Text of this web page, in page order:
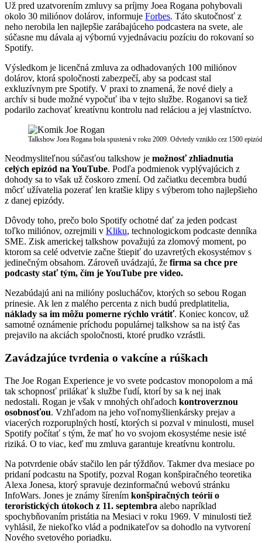
Už pred uzatvorením zmluvy sa príjmy Joea Rogana pohybovali
okolo 30 miliónov dolárov, informuje Forbes. Táto skutočnosť z
neho nerobila len najlepšie zarábajúceho podcastera na svete, ale
súčasne mu dávala aj výbornú vyjednávaciu pozíciu do rokovaní so
Spotify.
Výsledkom je licenčná zmluva za odhadovaných 100 miliónov
dolárov, ktorá spoločnosti zabezpečí, aby sa podcast stal
exkluzívnym pre Spotify. V praxi to znamená, že nové diely a
archív si bude možné vypočuť iba v tejto službe. Roganovi sa tiež
podarilo zachovať kreatívnu kontrolu nad reláciou a jej vlastníctvo.
Talkshow Joea Rogana bola spustená v roku 2009. Odvtedy vzniklo cez 1500
Neodmysliteľnou súčasťou talkshow je možnosť zhliadnutia
celých epizód na YouTube. Podľa podmienok vyplývajúcich z
dohody sa to však už čoskoro zmení. Od začiatku decembra budú
môcť užívatelia pozerať len kratšie klipy s výberom toho najlepšieho
z danej epizódy.
Dôvody toho, prečo bolo Spotify ochotné dať za jeden podcast
toľko miliónov, ozrejmili v Kliku, technologickom podcaste denníka
SME. Zisk americkej talkshow považujú za zlomový moment, po
ktorom sa celé odvetvie začne štiepiť do uzavretých ekosystémov s
jedinečným obsahom. Zároveň uvádzajú, že firma sa chce pre
podcasty stať tým, čím je YouTube pre video.
Nezabúdajú ani na milióny poslucháčov, ktorých so sebou Rogan
prinesie. Ak len z malého percenta z nich budú predplatitelia,
náklady sa im môžu pomerne rýchlo vrátiť. Koniec koncov, už
samotné oznámenie príchodu populárnej talkshow sa na istý čas
prejavilo na akciách spoločnosti, ktoré prudko vzrástli.
Zavádzajúce tvrdenia o vakcíne a rúškach
The Joe Rogan Experience je vo svete podcastov monopolom a má
tak schopnosť prilákať k službe ľudí, ktorí by sa k nej inak
nedostali. Rogan je však v mnohých ohľadoch kontroverznou
osobnosťou. Vzhľadom na jeho voľnomyšlienkársky prejav a
viacerých rozporuplných hostí, ktorých si pozval v minulosti, musel
Spotify počítať s tým, že mať ho vo svojom ekosystéme nesie isté
riziká. O to viac, keď mu zmluva garantuje kreatívnu kontrolu.
Na potvrdenie obáv stačilo len pár týždňov. Takmer dva mesiace po
pridaní podcastu na Spotify, pozval Rogan konšpiračného teoretika
Alexa Jonesa, ktorý spravuje dezinformačnú webovú stránku
InfoWars. Jones je známy šírením konšpiračných teórií o
teroristických útokoch z 11. septembra alebo napríklad
spochybňovaním pristátia na Mesiaci v roku 1969. V minulosti tiež
vyhlásil, že niekoľko vlád a podnikateľov sa dohodlo na vytvorení
Nového svetového poriadku.